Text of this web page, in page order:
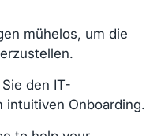
mühelos, um die
den IT-
intuitiven Onboarding.